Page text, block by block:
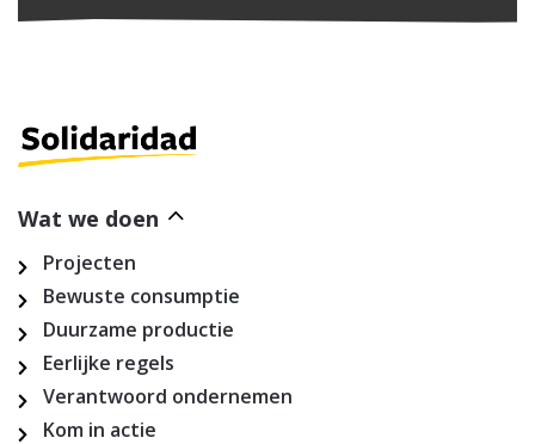
Wat we doen
Projecten
Bewuste consumptie
Duurzame productie
Eerlijke regels
Verantwoord ondernemen
Kom in actie